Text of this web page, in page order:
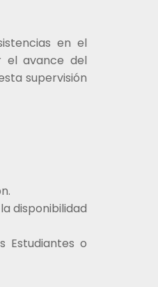
en el
el avance del
supervisión
disponibilidad
Estudiantes o